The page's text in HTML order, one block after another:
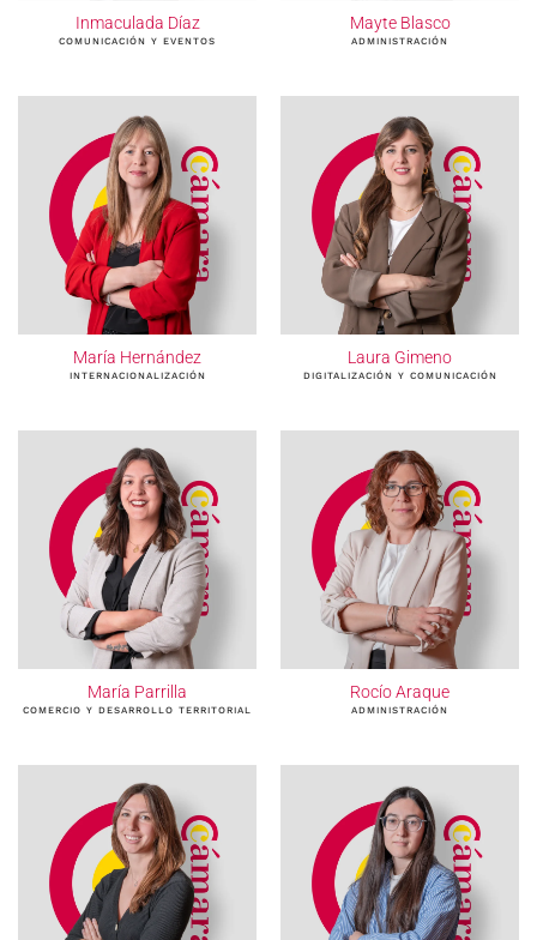
Inmaculada Díaz
COMUNICACIÓN Y EVENTOS
Mayte Blasco
ADMINISTRACIÓN
María Hernández
INTERNACIONALIZACIÓN
Laura Gimeno
DIGITALIZACIÓN Y COMUNICACIÓN
María Parrilla
COMERCIO Y DESARROLLO TERRITORIAL
Rocío Araque
ADMINISTRACIÓN